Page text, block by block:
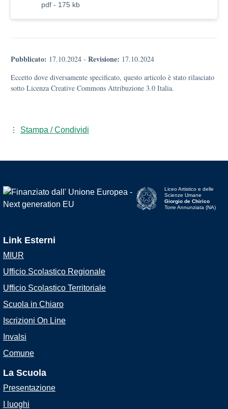
pdf - 175 kb
Pubblicato: 17.10.2024 - Revisione: 17.10.2024
Eccetto dove diversamente specificato, questo articolo è stato rilasciato
sotto Licenza Creative Commons Attribuzione 3.0 Italia.
Stampa / Condividi
Liceo Artistico e delle
Scienze Umane
Giorgio de Chirico
Torre Annunziata (NA)
Link Esterni
MIUR
Ufficio Scolastico Regionale
Ufficio Scolastico Territoriale
Scuola in Chiaro
Iscrizioni On Line
Invalsi
Comune
La Scuola
Presentazione
I luoghi